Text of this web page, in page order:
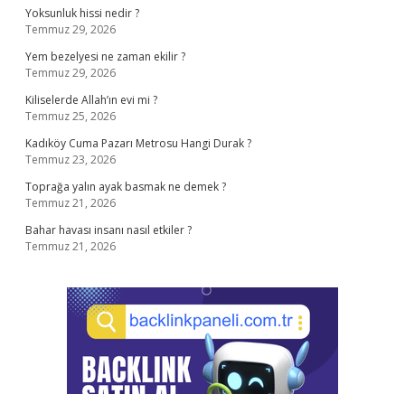
Yoksunluk hissi nedir ?
Temmuz 29, 2026
Yem bezelyesi ne zaman ekilir ?
Temmuz 29, 2026
Kiliselerde Allah’ın evi mi ?
Temmuz 25, 2026
Kadıköy Cuma Pazarı Metrosu Hangi Durak ?
Temmuz 23, 2026
Toprağa yalın ayak basmak ne demek ?
Temmuz 21, 2026
Bahar havası insanı nasıl etkiler ?
Temmuz 21, 2026